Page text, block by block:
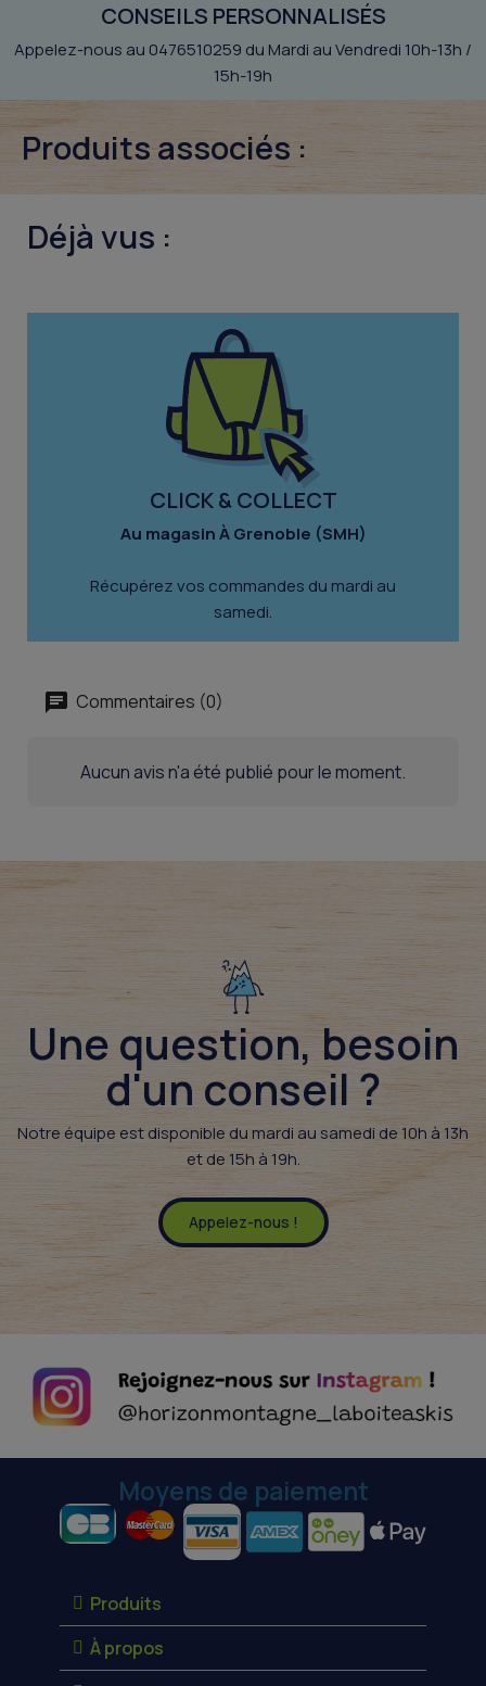
CONSEILS PERSONNALISÉS
Appelez-nous au 0476510259 du Mardi au Vendredi 10h-13h /
15h-19h
Produits associés :
Déjà vus :
CLICK & COLLECT
Au magasin À Grenoble (SMH)
Récupérez vos commandes du mardi au
samedi.
Commentaires (0)
Aucun avis n'a été publié pour le moment.
Une question, besoin
d'un conseil ?​
Notre équipe est disponible du mardi au samedi de 10h à 13h
et de 15h à 19h.
Appelez-nous !
Moyens de paiement
Produits
À propos